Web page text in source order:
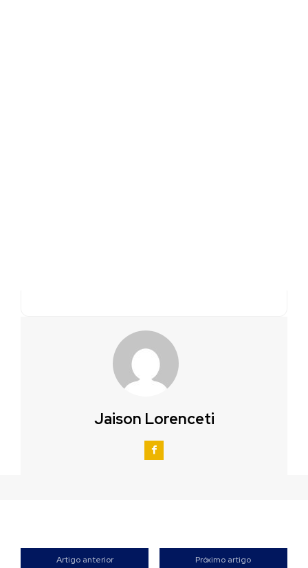
Jaison Lorenceti
Artigo anterior Próximo artigo